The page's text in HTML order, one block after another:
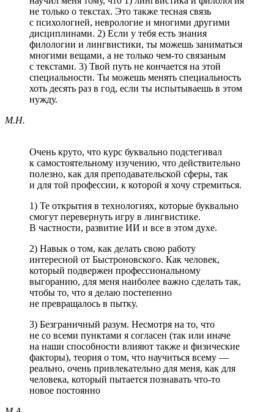
не только о текстах. Это также тесная связь
с психологией, неврологие и многими другими
дисциплинами. 2) Если у тебя есть знания
филологии и лингвистики, ты можешь заниматься
многими вещами, а не только чем-то связаным
с текстами. 3) Твой путь не кончается на этой
специальности. Ты можешь менять специальность
хоть десять раз в год, если ты испытываешь в этом
нужду.
М.Н.
Очень круто, что курс буквально подстегивал
к самостоятельному изучению, что действительно
полезно, как для преподавательской сферы, так
и для той профессии, к которой я хочу стремиться.
1) Те открытия в технологиях, которые буквально
смогут перевернуть игру в лингвистике.
В частности, развитие ИИ и все в этом духе.
2) Навык о том, как делать свою работу
интересной от Быстроновского. Как человек,
который подвержен профессиональному
выгоранию, для меня наиболее важно сделать так,
чтобы то, что я делаю постепенно
не превращалось в пытку.
3) Безграничный разум. Несмотря на то, что
не со всеми пунктами я согласен (так или иначе
на наши способности влияют также и физические
факторы), теория о том, что научиться всему —
реально, очень привлекательно для меня, как для
человека, который пытается познавать что-то
новое постоянно